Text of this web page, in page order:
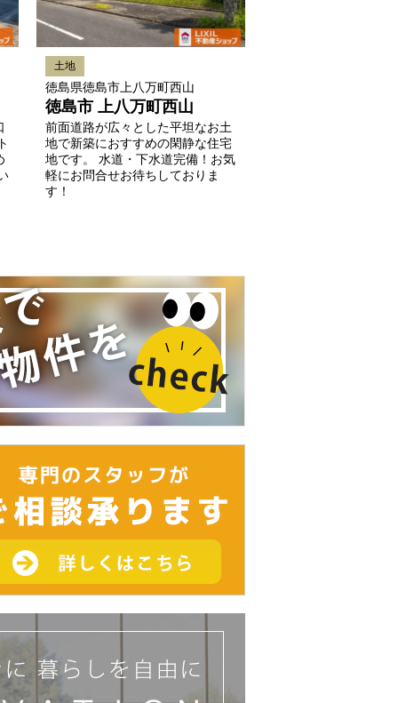
土地
徳島県徳島市上八万町西山
徳島市 上八万町西山
前面道路が広々とした平坦なお土
地で新築におすすめの閑静な住宅
地です。 水道・下水道完備！お気
軽にお問合せお待ちしておりま
す！